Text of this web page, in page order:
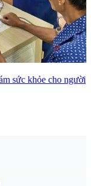
sức khỏe cho người